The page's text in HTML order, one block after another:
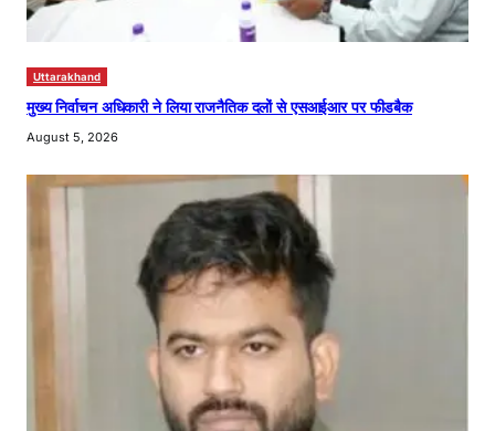
Uttarakhand
मुख्य निर्वाचन अधिकारी ने लिया राजनैतिक दलों से एसआईआर पर फीडबैक
August 5, 2026